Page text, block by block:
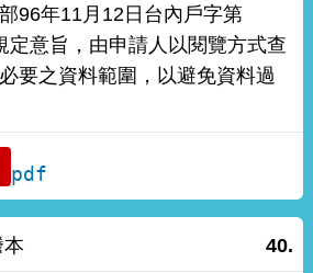
96年11月12日台內戶字第
定意旨，由申請人以閱覽方式查
要之資料範圍，以避免資料過
pdf
40.
本